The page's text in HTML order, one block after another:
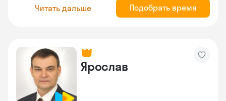
Читать дальше Подобрать время
Ярослав